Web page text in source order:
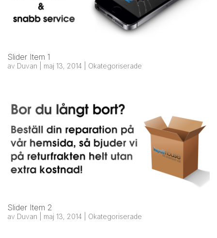
Slider Item 1
av Duvan maj 13, 2014 Okategoriserade
Slider Item 2
av Duvan maj 13, 2014 Okategoriserade